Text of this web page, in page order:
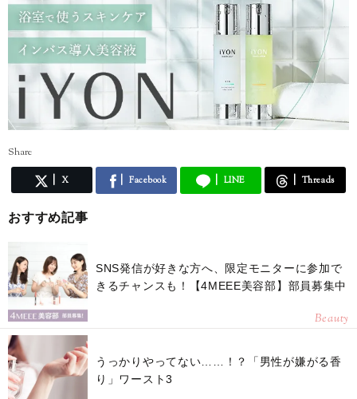
Share
X Facebook LINE Threads
おすすめ記事
SNS発信が好きな方へ、限定モニターに参加で
きるチャンスも！【4MEEE美容部】部員募集中
Beauty
うっかりやってない……！？「男性が嫌がる香
り」ワースト3